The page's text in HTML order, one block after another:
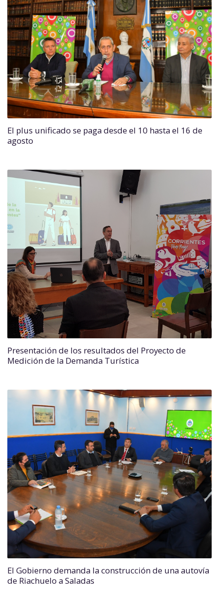
El plus unificado se paga desde el 10 hasta el 16 de
agosto
Presentación de los resultados del Proyecto de
Medición de la Demanda Turística
El Gobierno demanda la construcción de una autovía
de Riachuelo a Saladas